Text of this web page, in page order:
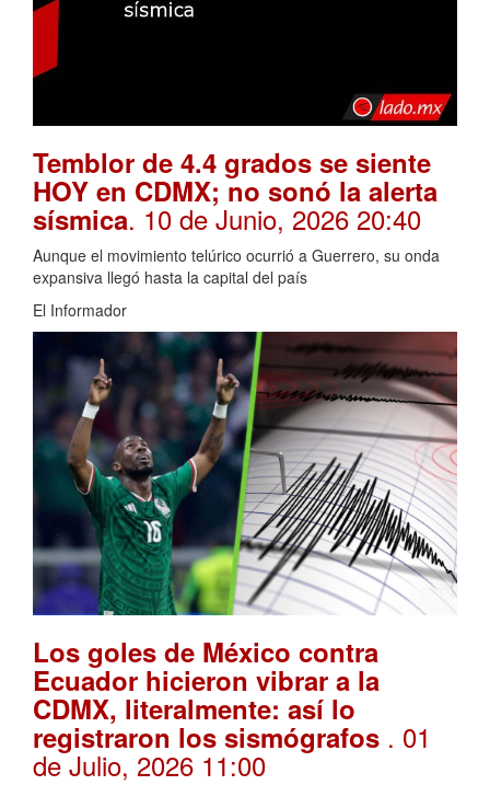
Temblor de 4.4 grados se siente
HOY en CDMX; no sonó la alerta
sísmica. 10 de Junio, 2026 20:40
Aunque el movimiento telúrico ocurrió a Guerrero, su onda
expansiva llegó hasta la capital del país
El Informador
Los goles de México contra
Ecuador hicieron vibrar a la
CDMX, literalmente: así lo
registraron los sismógrafos . 01
de Julio, 2026 11:00